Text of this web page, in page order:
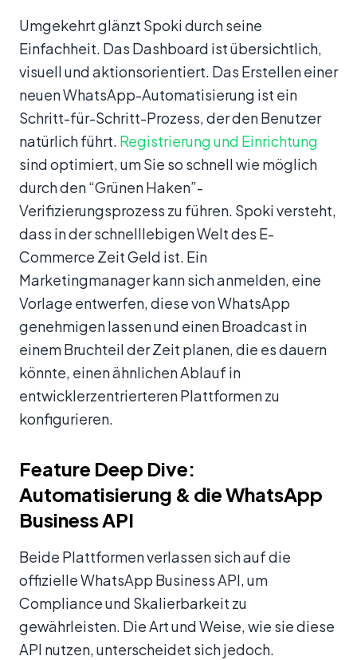
Umgekehrt glänzt Spoki durch seine
Einfachheit. Das Dashboard ist übersichtlich,
visuell und aktionsorientiert. Das Erstellen einer
neuen WhatsApp-Automatisierung ist ein
Schritt-für-Schritt-Prozess, der den Benutzer
natürlich führt. Registrierung und Einrichtung
sind optimiert, um Sie so schnell wie möglich
durch den “Grünen Haken”-
Verifizierungsprozess zu führen. Spoki versteht,
dass in der schnelllebigen Welt des E-
Commerce Zeit Geld ist. Ein
Marketingmanager kann sich anmelden, eine
Vorlage entwerfen, diese von WhatsApp
genehmigen lassen und einen Broadcast in
einem Bruchteil der Zeit planen, die es dauern
könnte, einen ähnlichen Ablauf in
entwicklerzentrierteren Plattformen zu
konfigurieren.
Feature Deep Dive:
Automatisierung & die WhatsApp
Business API
Beide Plattformen verlassen sich auf die
offizielle WhatsApp Business API, um
Compliance und Skalierbarkeit zu
gewährleisten. Die Art und Weise, wie sie diese
API nutzen, unterscheidet sich jedoch.